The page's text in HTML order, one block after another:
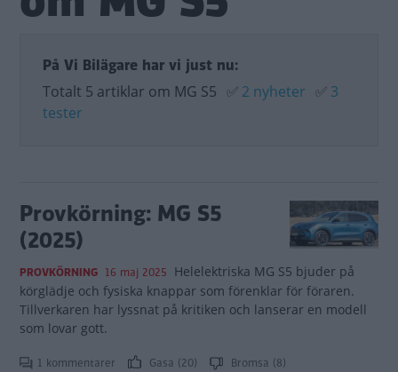
På Vi Bilägare har vi just nu:
Totalt 5 artiklar om MG S5 ✅ 2 nyheter ✅ 3
tester
Provkörning: MG S5
(2025)
PROVKÖRNING 16 maj 2025 Helelektriska MG S5 bjuder på
körglädje och fysiska knappar som förenklar för föraren.
Tillverkaren har lyssnat på kritiken och lanserar en modell
som lovar gott.
1 kommentarer Gasa (20) Bromsa (8)